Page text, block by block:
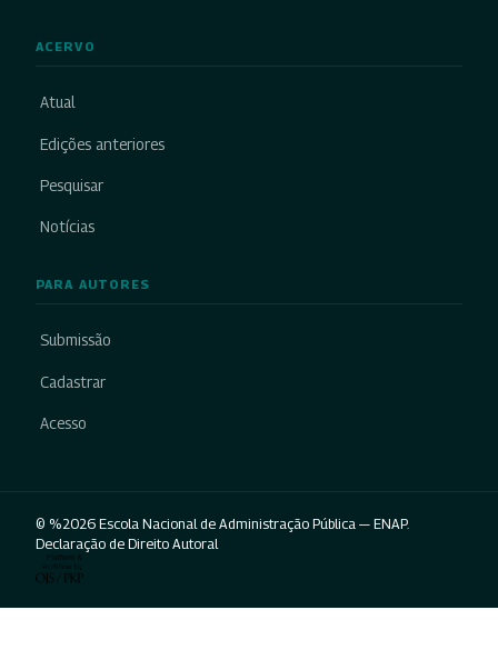
ACERVO
Atual
Edições anteriores
Pesquisar
Notícias
PARA AUTORES
Submissão
Cadastrar
Acesso
© %2026 Escola Nacional de Administração Pública — ENAP.
Declaração de Direito Autoral